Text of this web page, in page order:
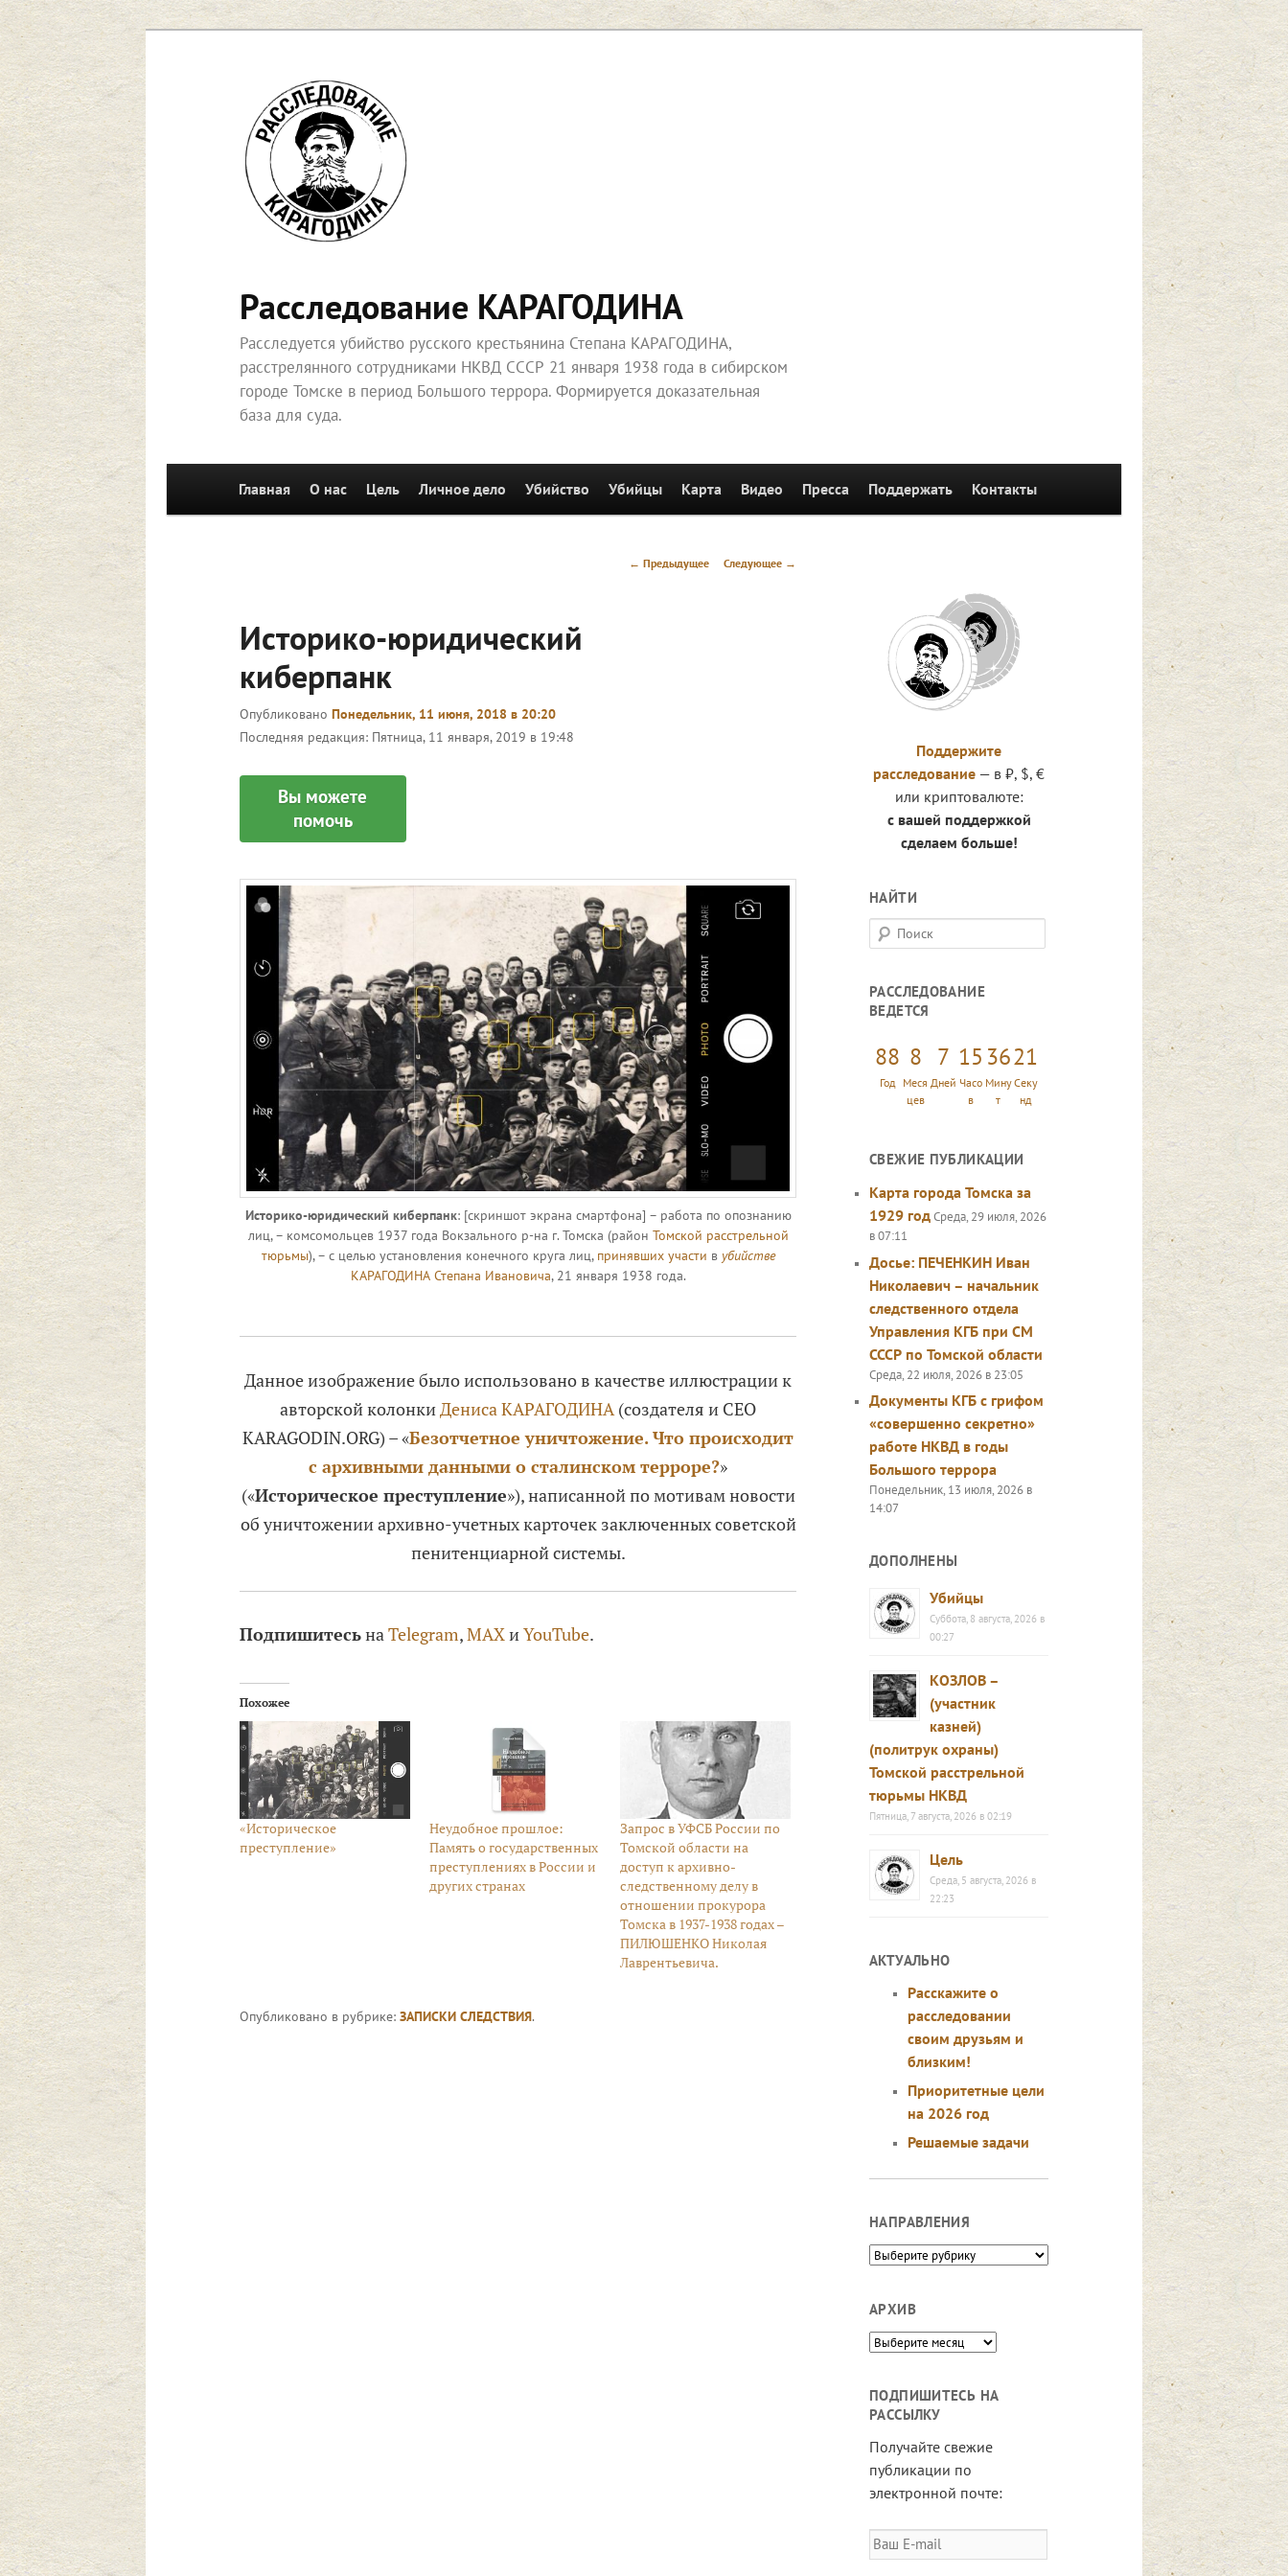
Перейти
к
основному
содержимому
Расследование КАРАГОДИНА
Расследуется убийство русского крестьянина Степана КАРАГОДИНА,
расстрелянного сотрудниками НКВД СССР 21 января 1938 года в сибирском
городе Томске в период Большого террора. Формируется доказательная
база для суда.
Перейти к основному содержимому
Главная О нас Цель Личное дело Убийство Убийцы Карта Видео Пресса Поддержать Контакты
Навигация
← Предыдущее Следующее →
Историко-юридический
киберпанк
Опубликовано Понедельник, 11 июня, 2018 в 20:20
Последняя редакция: Пятница, 11 января, 2019 в 19:48
Вы можете
помочь
Историко-юридический киберпанк: [скриншот экрана смартфона] – работа по опознанию
лиц, – комсомольцев 1937 года Вокзального р-на г. Томска (район Томской расстрельной
тюрьмы), – с целью установления конечного круга лиц, принявших участи в убийстве
КАРАГОДИНА Степана Ивановича, 21 января 1938 года.
Данное изображение было использовано в качестве иллюстрации к
авторской колонки Дениса КАРАГОДИНА (создателя и CEO
KARAGODIN.ORG) – «Безотчетное уничтожение. Что происходит
с архивными данными о сталинском терроре?»
(«Историческое преступление»), написанной по мотивам новости
об уничтожении архивно-учетных карточек заключенных советской
пенитенциарной системы.
ПодпишитесьнаTelegram,MAXиYouTube.
Похожее
«Историческое
преступление»
Неудобное прошлое:
Память о государственных
преступлениях в России и
других странах
Запрос в УФСБ России по
Томской области на
доступ к архивно-
следственному делу в
отношении прокурора
Томска в 1937-1938 годах –
ПИЛЮШЕНКО Николая
Лаврентьевича.
Опубликовано в рубрике: ЗАПИСКИ СЛЕДСТВИЯ.
Поддержите
расследование — в ₽, $, €
или криптовалюте:
с вашей поддержкой
сделаем больше!
НАЙТИ
П
о
с
к
РАССЛЕДОВАНИЕ
ВЕДЕТСЯ
88
Год
8
Меся
цев
7
Дней
15
Часо
в
36
Мину
т
22
Секу
нд
СВЕЖИЕ ПУБЛИКАЦИИ
Карта города Томска за
1929 годСреда, 29 июля, 2026
в 07:11
Досье: ПЕЧЕНКИН Иван
Николаевич – начальник
следственного отдела
Управления КГБ при СМ
СССР по Томской области
Среда, 22 июля, 2026 в 23:05
Документы КГБ с грифом
«совершенно секретно»
работе НКВД в годы
Большого террора
Понедельник, 13 июля, 2026 в
14:07
ДОПОЛНЕНЫ
Убийцы
Суббота, 8 августа, 2026 в
00:27
КОЗЛОВ –
(участник
казней)
(политрук охраны)
Томской расстрельной
тюрьмы НКВД
Пятница, 7 августа, 2026 в 02:19
Цель
Среда, 5 августа, 2026 в
22:23
АКТУАЛЬНО
Расскажите о
расследовании
своим друзьям и
близким!
Приоритетные цели
на 2026 год
Решаемые задачи
НАПРАВЛЕНИЯ
Направления
АРХИВ
Архив
ПОДПИШИТЕСЬ НА
РАССЫЛКУ
Получайте свежие
публикации по
электронной почте:
Ваш
E-